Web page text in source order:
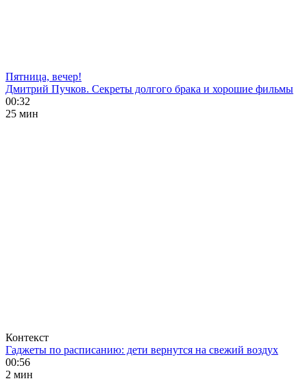
Пятница, вечер!
Дмитрий Пучков. Секреты долгого брака и хорошие фильмы
00:32
25 мин
Контекст
Гаджеты по расписанию: дети вернутся на свежий воздух
00:56
2 мин